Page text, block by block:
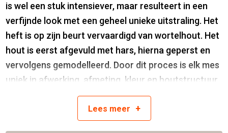
is wel een stuk intensiever, maar resulteert in een
verfijnde look met een geheel unieke uitstraling. Het
heft is op zijn beurt vervaardigd van wortelhout. Het
hout is eerst afgevuld met hars, hierna geperst en
vervolgens gemodelleerd. Door dit proces is elk mes
uniek in afwerking, afmeting, kleur en houtstructuur.
Hardheid van 60 Rockwell
Lemmetlengte is 12,5 cm
Lees meer +